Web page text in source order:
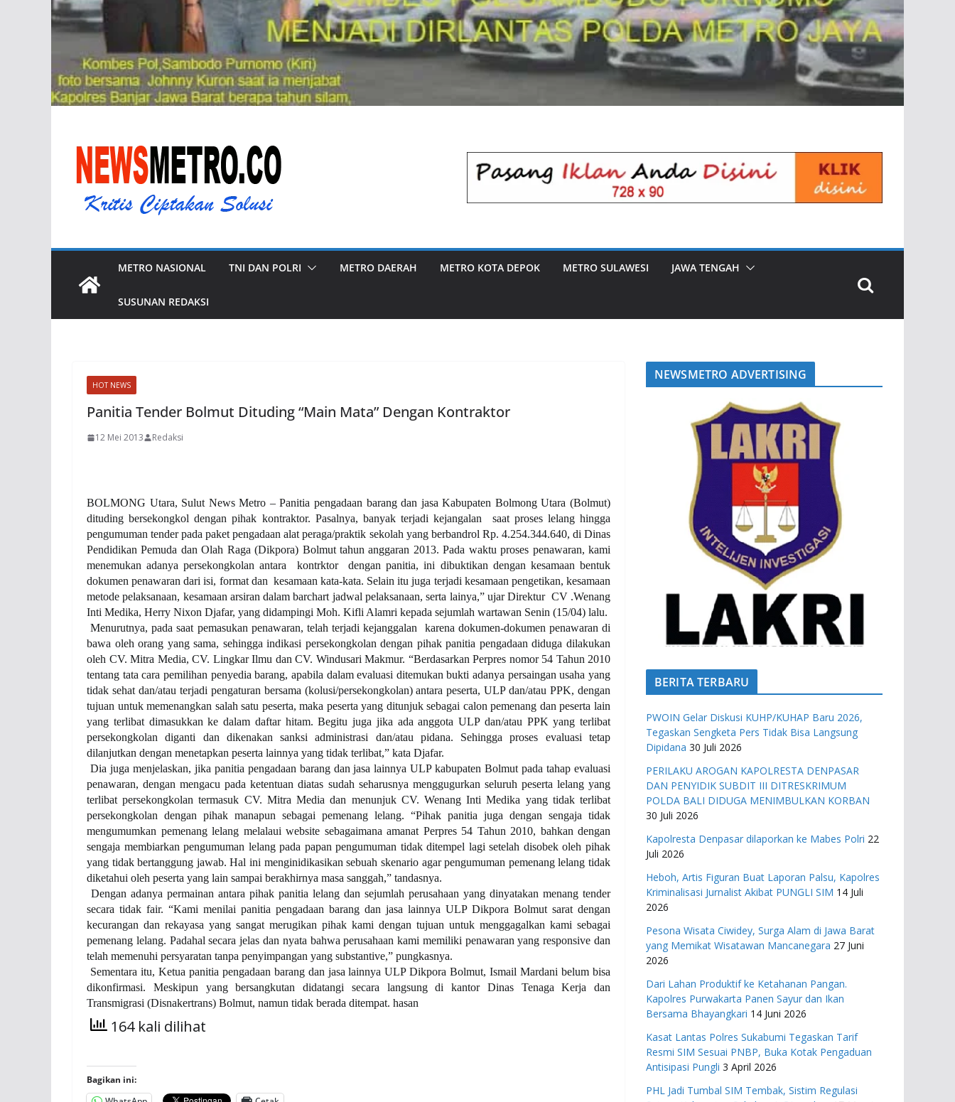
METRO NASIONAL TNI DAN POLRI METRO DAERAH METRO KOTA DEPOK METRO SULAWESI JAWA TENGAH
SUSUNAN REDAKSI
HOT NEWS
Panitia Tender Bolmut Dituding “Main Mata” Dengan Kontraktor
12 Mei 2013 Redaksi
BOLMONG Utara, Sulut News Metro – Panitia pengadaan barang dan jasa Kabupaten Bolmong Utara (Bolmut)
dituding bersekongkol dengan pihak kontraktor. Pasalnya, banyak terjadi kejangalan
saat proses lelang hingga
pengumuman tender pada paket pengadaan alat peraga/praktik sekolah yang berbandrol Rp. 4.254.344.640, di Dinas
Pendidikan Pemuda dan Olah Raga (Dikpora) Bolmut tahun anggaran 2013. Pada waktu proses penawaran, kami
menemukan adanya persekongkolan antara
kontrktor
dengan panitia, ini dibuktikan dengan kesamaan bentuk
dokumen penawaran dari isi, format dan kesamaan kata-kata. Selain itu juga terjadi kesamaan pengetikan, kesamaan
metode pelaksanaan, kesamaan arsiran dalam barchart jadwal pelaksanaan, serta lainya,” ujar Direktur CV .Wenang
Inti Medika, Herry Nixon Djafar, yang didampingi Moh. Kifli Alamri kepada sejumlah wartawan Senin (15/04) lalu.
Menurutnya, pada saat pemasukan penawaran, telah terjadi kejanggalan karena dokumen-dokumen penawaran di
bawa oleh orang yang sama, sehingga indikasi persekongkolan dengan pihak panitia pengadaan diduga dilakukan
oleh CV. Mitra Media, CV. Lingkar Ilmu dan CV. Windusari Makmur. “Berdasarkan Perpres nomor 54 Tahun 2010
tentang tata cara pemilihan penyedia barang, apabila dalam evaluasi ditemukan bukti adanya persaingan usaha yang
tidak sehat dan/atau terjadi pengaturan bersama (kolusi/persekongkolan) antara peserta, ULP dan/atau PPK, dengan
tujuan untuk memenangkan salah satu peserta, maka peserta yang ditunjuk sebagai calon pemenang dan peserta lain
yang terlibat dimasukkan ke dalam daftar hitam. Begitu juga jika ada anggota ULP dan/atau PPK yang terlibat
persekongkolan diganti dan dikenakan sanksi administrasi dan/atau pidana. Sehingga proses evaluasi tetap
dilanjutkan dengan menetapkan peserta lainnya yang tidak terlibat,” kata Djafar.
Dia juga menjelaskan, jika panitia pengadaan barang dan jasa lainnya ULP kabupaten Bolmut pada tahap evaluasi
penawaran, dengan mengacu pada ketentuan diatas sudah seharusnya menggugurkan seluruh peserta lelang yang
terlibat persekongkolan termasuk CV. Mitra Media dan menunjuk CV. Wenang Inti Medika yang tidak terlibat
persekongkolan dengan pihak manapun sebagai pemenang lelang. “Pihak panitia juga dengan sengaja tidak
mengumumkan pemenang lelang melalaui website sebagaimana amanat Perpres 54 Tahun 2010, bahkan dengan
sengaja membiarkan pengumuman lelang pada papan pengumuman tidak ditempel lagi setelah disobek oleh pihak
yang tidak bertanggung jawab. Hal ini menginidikasikan sebuah skenario agar pengumuman pemenang lelang tidak
diketahui oleh peserta yang lain sampai berakhirnya masa sanggah,” tandasnya.
Dengan adanya permainan antara pihak panitia lelang dan sejumlah perusahaan yang dinyatakan menang tender
secara tidak fair. “Kami menilai panitia pengadaan barang dan jasa lainnya ULP Dikpora Bolmut sarat dengan
kecurangan dan rekayasa yang sangat merugikan pihak kami dengan tujuan untuk menggagalkan kami sebagai
pemenang lelang. Padahal secara jelas dan nyata bahwa perusahaan kami memiliki penawaran yang responsive dan
telah memenuhi persyaratan tanpa penyimpangan yang substantive,” pungkasnya.
Sementara itu, Ketua panitia pengadaan barang dan jasa lainnya ULP Dikpora Bolmut, Ismail Mardani belum bisa
dikonfirmasi. Meskipun yang bersangkutan didatangi secara langsung di kantor Dinas Tenaga Kerja dan
Transmigrasi (Disnakertrans) Bolmut, namun tidak berada ditempat. hasan
164 kali dilihat
Bagikan ini:
NEWSMETRO ADVERTISING
BERITA TERBARU
PWOIN Gelar Diskusi KUHP/KUHAP Baru 2026,
Tegaskan Sengketa Pers Tidak Bisa Langsung
Dipidana 30 Juli 2026
PERILAKU AROGAN KAPOLRESTA DENPASAR
DAN PENYIDIK SUBDIT III DITRESKRIMUM
POLDA BALI DIDUGA MENIMBULKAN KORBAN
30 Juli 2026
Kapolresta Denpasar dilaporkan ke Mabes Polri 22
Juli 2026
Heboh, Artis Figuran Buat Laporan Palsu, Kapolres
Kriminalisasi Jurnalist Akibat PUNGLI SIM 14 Juli
2026
Pesona Wisata Ciwidey, Surga Alam di Jawa Barat
yang Memikat Wisatawan Mancanegara 27 Juni
2026
Dari Lahan Produktif ke Ketahanan Pangan.
Kapolres Purwakarta Panen Sayur dan Ikan
Bersama Bhayangkari 14 Juni 2026
Kasat Lantas Polres Sukabumi Tegaskan Tarif
Resmi SIM Sesuai PNBP, Buka Kotak Pengaduan
Antisipasi Pungli 3 April 2026
PHL Jadi Tumbal SIM Tembak, Sistim Regulasi